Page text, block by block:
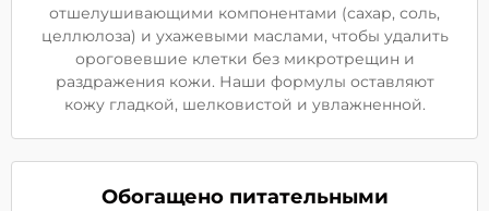
отшелушивающими компонентами (сахар, соль,
целлюлоза) и ухажевыми маслами, чтобы удалить
ороговевшие клетки без микротрещин и
раздражения кожи. Наши формулы оставляют
кожу гладкой, шелковистой и увлажненной.
Обогащено питательными